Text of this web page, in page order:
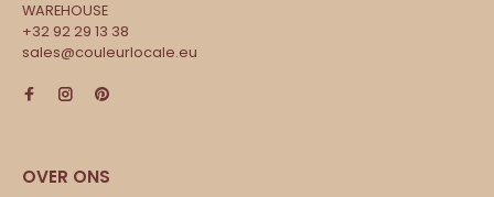
WAREHOUSE
+32 92 29 13 38
sales@couleurlocale.eu